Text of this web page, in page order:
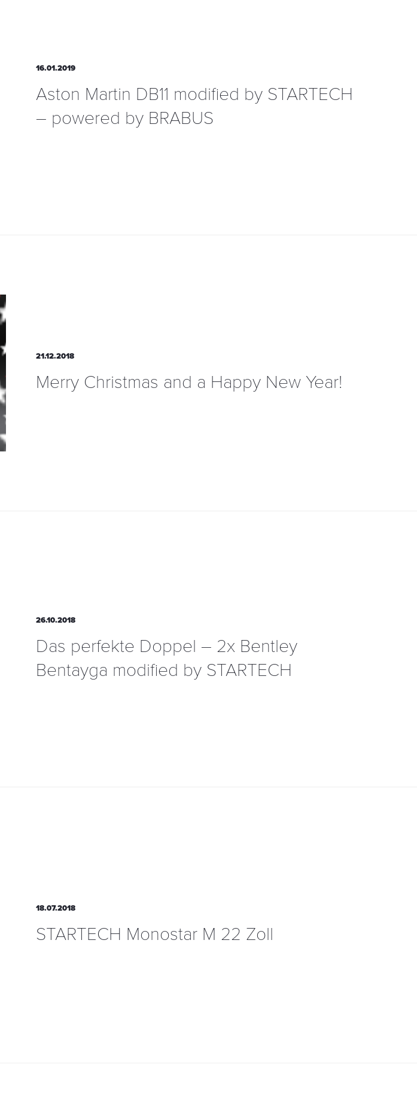
16.01.2019
Aston Martin DB11 modified by STARTECH
– powered by BRABUS
21.12.2018
Merry Christmas and a Happy New Year!
26.10.2018
Das perfekte Doppel – 2x Bentley
Bentayga modified by STARTECH
18.07.2018
STARTECH Monostar M 22 Zoll